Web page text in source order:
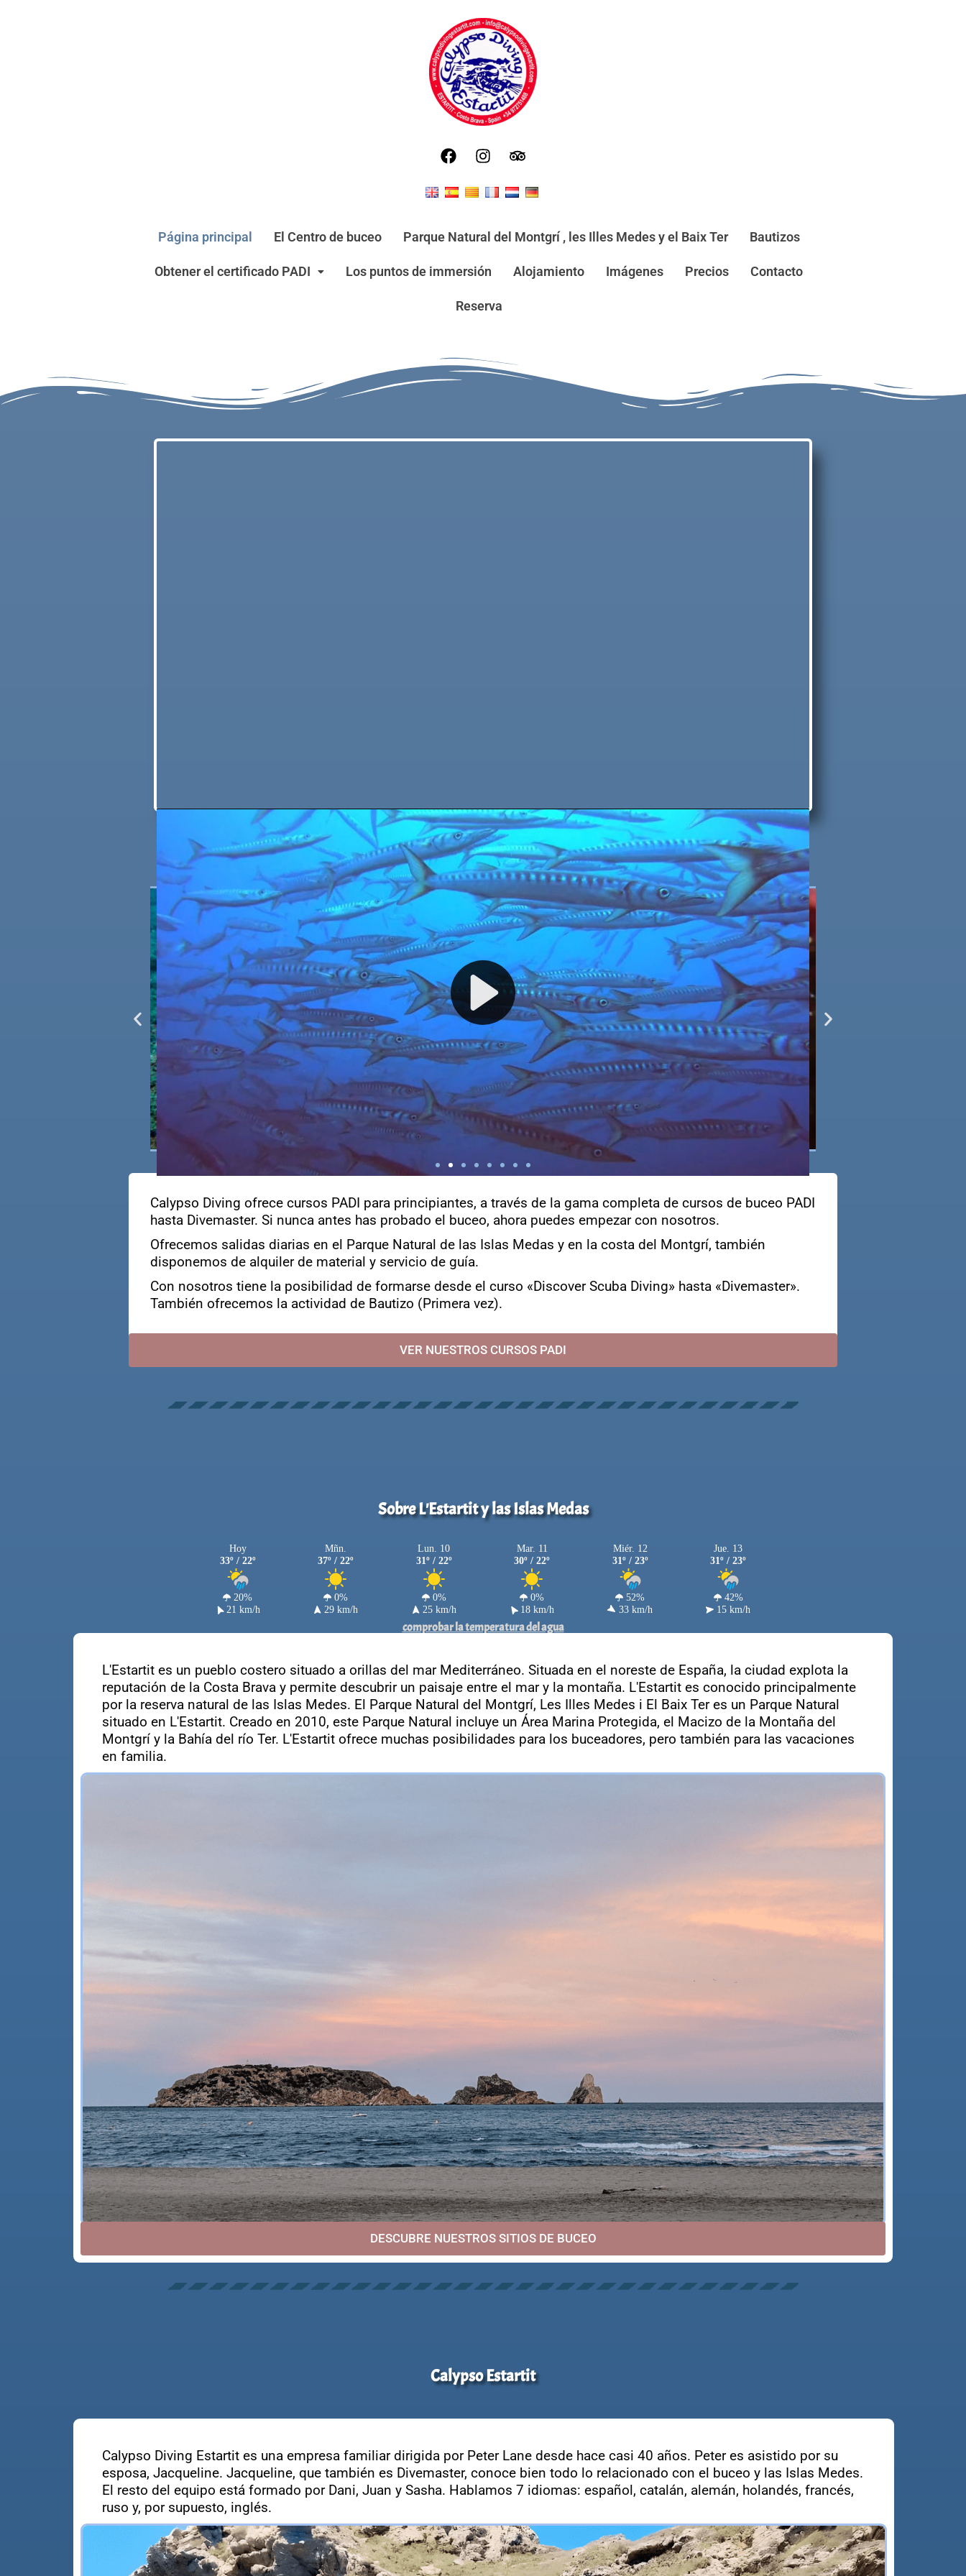
Página principal El Centro de buceo Parque Natural del Montgrí , les Illes Medes y el Baix Ter Bautizos
Obtener el certificado PADI Los puntos de immersión Alojamiento Imágenes Precios Contacto
Reserva
BIENVENIDOS A CALYPSO DIVING ESTARTIT
Calypso Diving ofrece cursos PADI para principiantes, a través de la gama completa de cursos de buceo PADI
hasta Divemaster. Si nunca antes has probado el buceo, ahora puedes empezar con nosotros.
Ofrecemos salidas diarias en el Parque Natural de las Islas Medas y en la costa del Montgrí, también
disponemos de alquiler de material y servicio de guía.
Con nosotros tiene la posibilidad de formarse desde el curso «Discover Scuba Diving» hasta «Divemaster».
También ofrecemos la actividad de Bautizo (Primera vez).
VER NUESTROS CURSOS PADI
Sobre L'Estartit y las Islas Medas
Hoy
33º / 22º
20%
21 km/h
Mñn.
37º / 22º
0%
29 km/h
Lun. 10
31º / 22º
0%
25 km/h
Mar. 11
30º / 22º
0%
18 km/h
Miér. 12
31º / 23º
52%
33 km/h
Jue. 13
31º / 23º
42%
15 km/h
comprobar la temperatura del agua
L'Estartit es un pueblo costero situado a orillas del mar Mediterráneo. Situada en el noreste de España, la ciudad explota la
reputación de la Costa Brava y permite descubrir un paisaje entre el mar y la montaña. L'Estartit es conocido principalmente
por la reserva natural de las Islas Medes. El Parque Natural del Montgrí, Les Illes Medes i El Baix Ter es un Parque Natural
situado en L'Estartit. Creado en 2010, este Parque Natural incluye un Área Marina Protegida, el Macizo de la Montaña del
Montgrí y la Bahía del río Ter. L'Estartit ofrece muchas posibilidades para los buceadores, pero también para las vacaciones
en familia.
DESCUBRE NUESTROS SITIOS DE BUCEO
Calypso Estartit
Calypso Diving Estartit es una empresa familiar dirigida por Peter Lane desde hace casi 40 años. Peter es asistido por su
esposa, Jacqueline. Jacqueline, que también es Divemaster, conoce bien todo lo relacionado con el buceo y las Islas Medes.
El resto del equipo está formado por Dani, Juan y Sasha. Hablamos 7 idiomas: español, catalán, alemán, holandés, francés,
ruso y, por supuesto, inglés.